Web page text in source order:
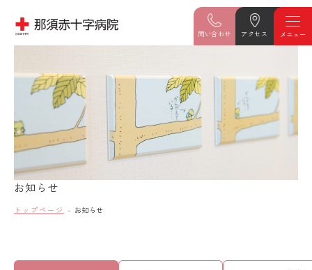
問い合わせ アクセス
お知らせ
トップページ お知らせ